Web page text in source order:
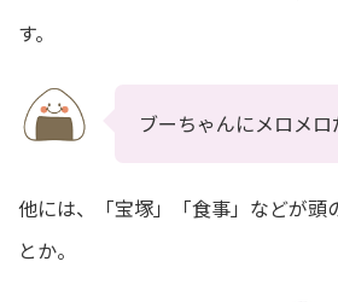
す。
ブーちゃんにメロメ
他には、「宝塚」「食事」などが頭
とか。